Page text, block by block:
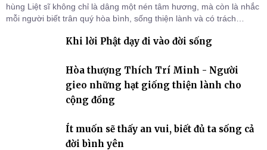
hùng Liệt sĩ không chỉ là dâng một nén tâm hương, mà còn là nhắc
mỗi người biết trân quý hòa bình, sống thiện lành và có trách
Khi lời Phật dạy đi vào đời sống
Hòa thượng Thích Trí Minh - Người
gieo những hạt giống thiện lành cho
cộng đồng
Ít muốn sẽ thấy an vui, biết đủ ta sống cả
đời bình yên